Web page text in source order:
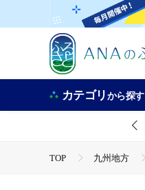
カテゴリから探す
TOP 九州地方